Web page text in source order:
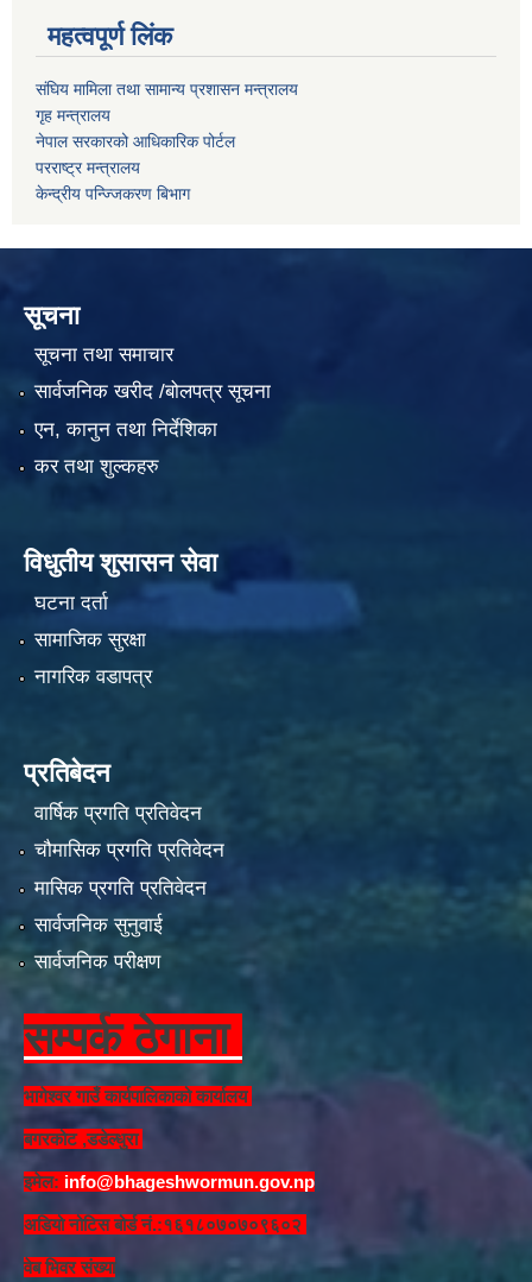
महत्वपूर्ण लिंक
संघिय मामिला तथा सामान्य प्रशासन मन्त्रालय
गृह मन्त्रालय
नेपाल सरकारको आधिकारिक पोर्टल
परराष्ट्र मन्त्रालय
केन्द्रीय पन्ज्जिकरण बिभाग
सूचना
सूचना तथा समाचार
सार्वजनिक खरीद /बोलपत्र सूचना
एन, कानुन तथा निर्देशिका
कर तथा शुल्कहरु
विधुतीय शुसासन सेवा
घटना दर्ता
सामाजिक सुरक्षा
नागरिक वडापत्र
प्रतिबेदन
वार्षिक प्रगति प्रतिवेदन
चौमासिक प्रगति प्रतिवेदन
मासिक प्रगति प्रतिवेदन
सार्वजनिक सुनुवाई
सार्वजनिक परीक्षण
सम्पर्क ठेगाना
भागेश्वर गाउँ कार्यपालिकाको कार्यालय
बगरकोट ,डडेल्धुरा
इमेल: info@bhageshwormun.gov.np
अडियो नोटिस बोर्ड नं.:१६१८०७०७०९६०२
वेब भिवर संख्या